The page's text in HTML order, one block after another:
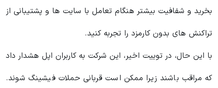
بخرید و شفافیت بیشتر هنگام تعامل با سایت‌ ها و پشتیبانی از
تراکنش‌ های بدون کارمزد را تجربه کنید.
با این حال، در توییت اخیر، این شرکت به کاربران اپل هشدار داد
که مراقب باشند زیرا ممکن است قربانی حملات فیشینگ شوند.